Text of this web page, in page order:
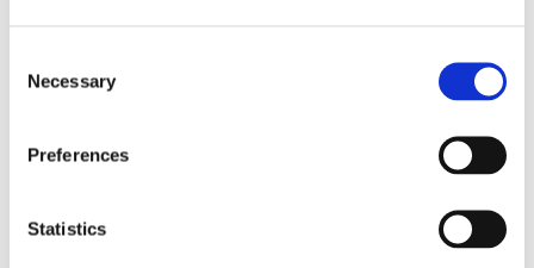
Selection
Necessary
Preferences
Statistics
5. Boheme